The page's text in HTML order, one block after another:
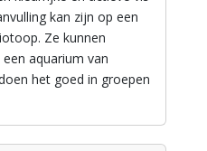
kan zijn op een
Ze kunnen
aquarium van
het goed in groepen